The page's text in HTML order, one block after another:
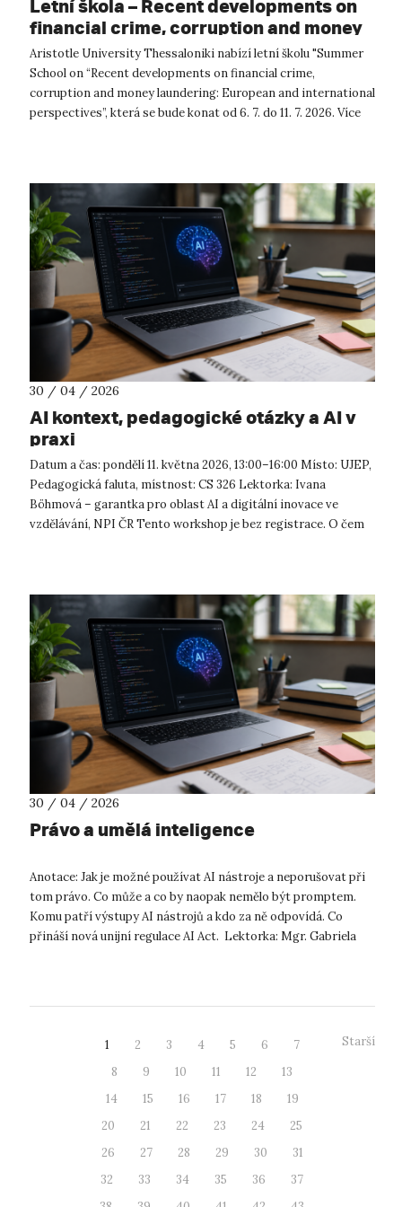
Letní škola – Recent developments on
financial crime, corruption and money
laundering: European and international
perspectives
Aristotle University Thessaloniki nabízí letní školu "Summer
School on “Recent developments on financial crime,
corruption and money laundering: European and international
perspectives”, která se bude konat od 6. 7. do 11. 7. 2026. Více
30 / 04 / 2026
AI kontext, pedagogické otázky a AI v
praxi
Datum a čas: pondělí 11. května 2026, 13:00–16:00 Místo: UJEP,
Pedagogická faluta, místnost: CS 326 Lektorka: Ivana
Böhmová – garantka pro oblast AI a digitální inovace ve
vzdělávání, NPI ČR Tento workshop je bez registrace. O čem
30 / 04 / 2026
Právo a umělá inteligence
Anotace: Jak je možné používat AI nástroje a neporušovat při
tom právo. Co může a co by naopak nemělo být promptem.
Komu patří výstupy AI nástrojů a kdo za ně odpovídá. Co
přináší nová unijní regulace AI Act. Lektorka: Mgr. Gabriela
1 2 3 4 5 6
7
8
9 10 11 12
13
14
15 16 17 18
19
20
21 22 23 24
25
26
27 28 29 30
31
32
33 34 35 36
37
Starší